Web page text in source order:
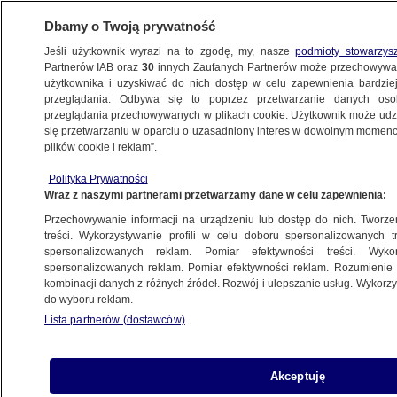
KATOWICE
15 punktów karnych i wysoki mandat
do zapłaty
10.08.2024, 13:39
Udostępnij
Dbamy o Twoją prywatność
Jeśli użytkownik wyrazi na to zgodę, my, naszepodmioty
Partnerów IAB oraz30 innych Zaufanych Partnerów może
użytkownika i uzyskiwać do nich dostęp w celu zapewnienia
przeglądania. Odbywa się to poprzez przetwarzanie danych
przeglądania przechowywanych w plikach cookie. Użytkownik może
się przetwarzaniu w oparciu o uzasadniony interes w dowolnym
plików cookie i reklam”.
Polityka Prywatności
Wraz z naszymi partnerami przetwarzamy dane w celu zapewnienia:
Przechowywanie informacji na urządzeniu lub dostęp do nich.
treści. Wykorzystywanie profili w celu doboru spersonalizowanych
spersonalizowanych reklam. Pomiar efektywności treści.
spersonalizowanych reklam. Pomiar efektywności reklam.
kombinacji danych z różnych źródeł. Rozwój i ulepszanie usług.
do wyboru reklam.
Lista partnerów (dostawców)
Akceptuję